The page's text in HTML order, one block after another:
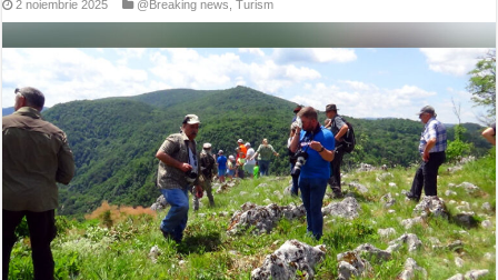
2 noiembrie 2025 @Breaking news ,Turism